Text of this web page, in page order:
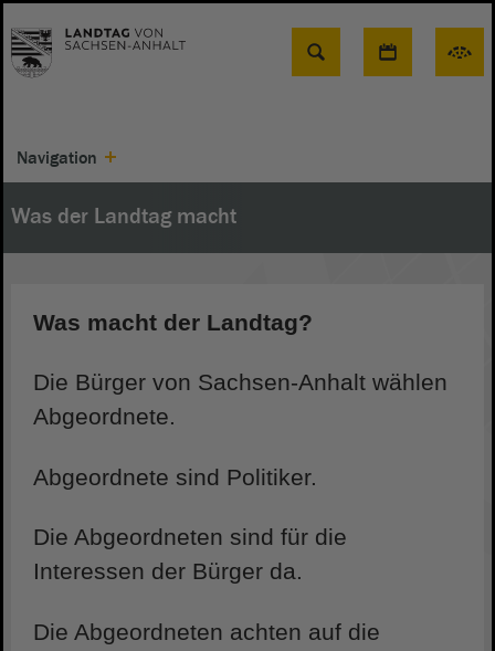
Suche
Navigation
Was der Landtag macht
Was macht der Landtag?
Die Bürger von Sachsen-Anhalt wählen
Abgeordnete.
Abgeordnete sind Politiker.
Die Abgeordneten sind für die
Interessen der Bürger da.
Die Abgeordneten achten auf die